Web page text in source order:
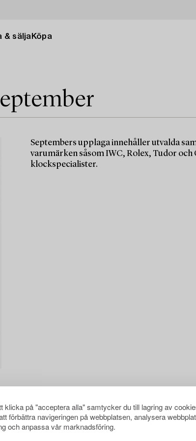
klicka på "acceptera alla" samtycker du till lagring av
förbättra navigeringen på webbplatsen, analysera
och anpassa vår marknadsföring.
& sälja Köpa
Septembers upplaga innehåller utvalda
varumärken såsom IWC, Rolex, Tudor
klockspecialister.